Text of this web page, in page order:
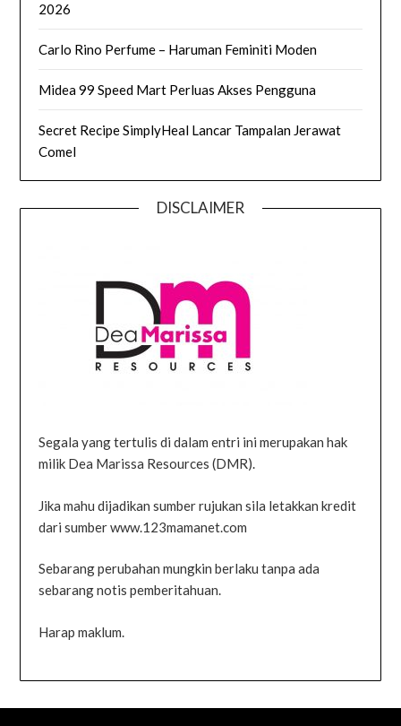
2026
Carlo Rino Perfume – Haruman Feminiti Moden
Midea 99 Speed Mart Perluas Akses Pengguna
Secret Recipe SimplyHeal Lancar Tampalan Jerawat
Comel
DISCLAIMER
Segala yang tertulis di dalam entri ini merupakan hak
milik Dea Marissa Resources (DMR).
Jika mahu dijadikan sumber rujukan sila letakkan kredit
dari sumber www.123mamanet.com
Sebarang perubahan mungkin berlaku tanpa ada
sebarang notis pemberitahuan.
Harap maklum.